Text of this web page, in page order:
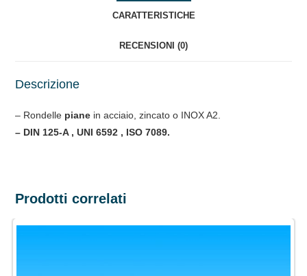
CARATTERISTICHE
RECENSIONI (0)
Descrizione
– Rondelle piane in acciaio, zincato o INOX A2.
– DIN 125-A , UNI 6592 , ISO 7089.
Prodotti correlati